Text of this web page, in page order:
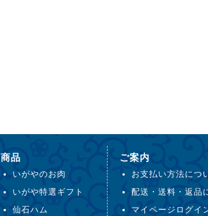
商品
いがやのお肉
いがや特選ギフト
仙石ハム
ご案内
お支払い方法につ
配送・送料・返品
マイページログイ